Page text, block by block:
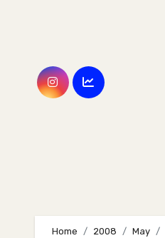
Home 2008 May